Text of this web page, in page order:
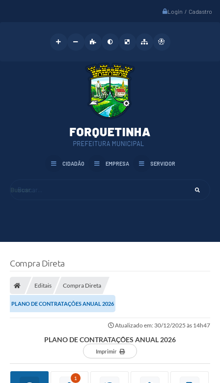
Login / Cadastro
Buscar...
CIDADÃO EMPRESA SERVIDOR
Compra Direta
Editais Compra Direta
PLANO DE CONTRATAÇÕES ANUAL 2026
Atualizado em: 30/12/2025 às 14h47
PLANO DE CONTRATAÇÕES ANUAL 2026
Imprimir
1